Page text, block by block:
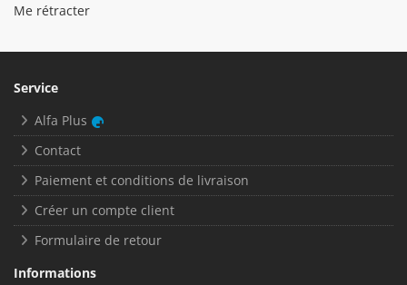
Me rétracter
Service
Alfa Plus
Contact
Paiement et conditions de livraison
Créer un compte client
Formulaire de retour
Informations